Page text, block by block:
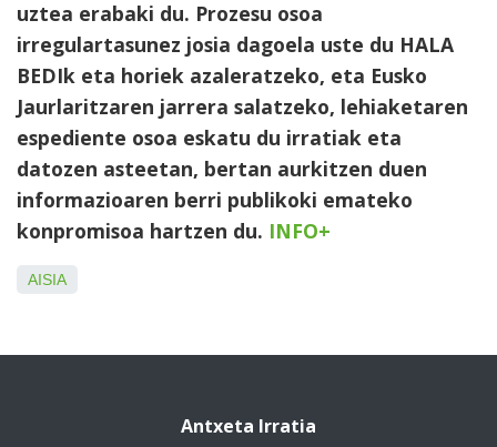
uztea erabaki du. Prozesu osoa
irregulartasunez josia dagoela uste du HALA
BEDIk eta horiek azaleratzeko, eta Eusko
Jaurlaritzaren jarrera salatzeko, lehiaketaren
espediente osoa eskatu du irratiak eta
datozen asteetan, bertan aurkitzen duen
informazioaren berri publikoki emateko
konpromisoa hartzen du. INFO+
AISIA
Antxeta Irratia